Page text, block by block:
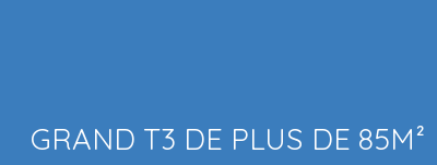
GRAND T3 DE PLUS DE 85M²